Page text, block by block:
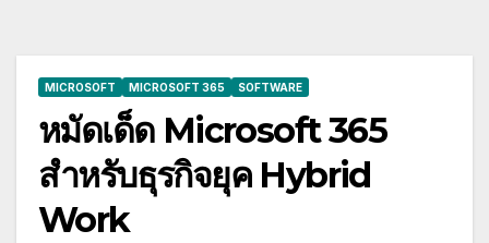
MICROSOFT MICROSOFT 365 SOFTWARE
หมัดเด็ด Microsoft 365
สำหรับธุรกิจยุค Hybrid
Work